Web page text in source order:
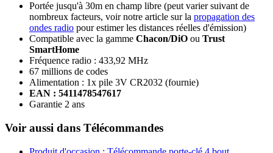
Portée jusqu'à 30m en champ libre (peut varier suivant de
nombreux facteurs, voir notre article sur la propagation des
ondes radio pour estimer les distances réelles d'émission)
Compatible avec la gamme Chacon/DiO ou Trust
SmartHome
Fréquence radio : 433,92 MHz
67 millions de codes
Alimentation : 1x pile 3V CR2032 (fournie)
EAN : 5411478547617
Garantie 2 ans
Voir aussi dans Télécommandes